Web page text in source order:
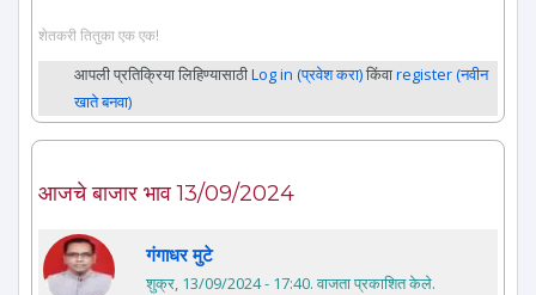
शेतकरी तितुका एक एक!
आपली प्रतिक्रिया लिहिण्यासाठीLog in (प्रवेश करा)किंवाregister (नवीन
खाते बनवा)
आजचे बाजार भाव 13/09/2024
गंगाधर मुटे
शुक्र, 13/09/2024 - 17:40. वाजता प्रकाशित केले.